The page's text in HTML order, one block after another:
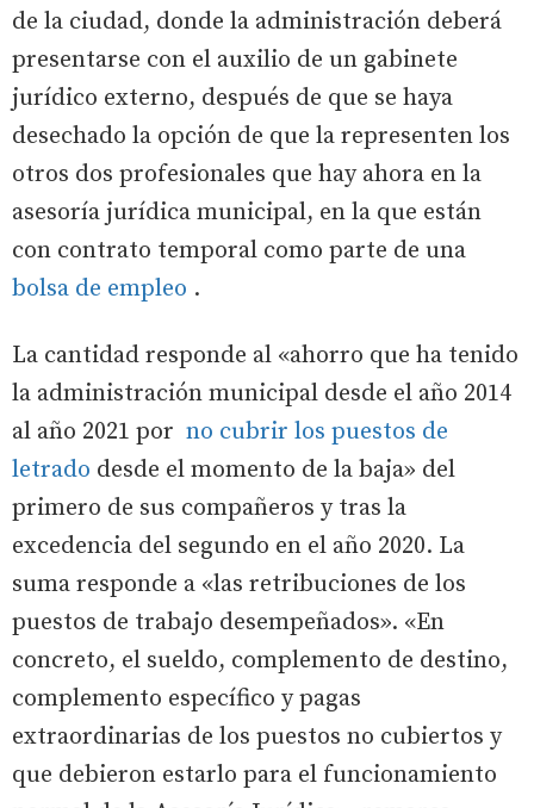
de la ciudad, donde la administración deberá
presentarse con el auxilio de un gabinete
jurídico externo, después de que se haya
desechado la opción de que la representen los
otros dos profesionales que hay ahora en la
asesoría jurídica municipal, en la que están
con contrato temporal como parte de una
bolsa de empleo .
La cantidad responde al «ahorro que ha tenido
la administración municipal desde el año 2014
al año 2021 por no cubrir los puestos de
letrado desde el momento de la baja» del
primero de sus compañeros y tras la
excedencia del segundo en el año 2020. La
suma responde a «las retribuciones de los
puestos de trabajo desempeñados». «En
concreto, el sueldo, complemento de destino,
complemento específico y pagas
extraordinarias de los puestos no cubiertos y
que debieron estarlo para el funcionamiento